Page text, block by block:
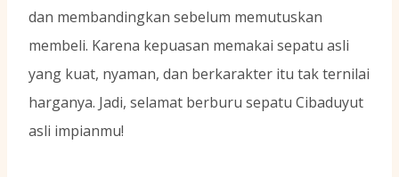
dan membandingkan sebelum memutuskan
membeli. Karena kepuasan memakai sepatu asli
yang kuat, nyaman, dan berkarakter itu tak ternilai
harganya. Jadi, selamat berburu sepatu Cibaduyut
asli impianmu!